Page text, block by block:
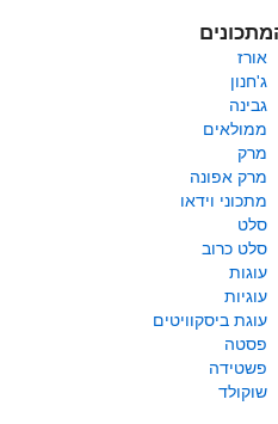
אורז
ג'חנון
גבינה
ממולאים
מרק
מרק אפונה
מתכוני וידאו
סלט
סלט כרוב
עוגות
עוגיות
עוגת ביסקוויטים
פסטה
פשטידה
שוקולד